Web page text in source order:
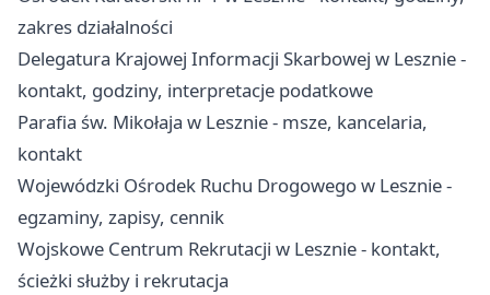
zakres działalności
Delegatura Krajowej Informacji Skarbowej w Lesznie -
kontakt, godziny, interpretacje podatkowe
Parafia św. Mikołaja w Lesznie - msze, kancelaria,
kontakt
Wojewódzki Ośrodek Ruchu Drogowego w Lesznie -
egzaminy, zapisy, cennik
Wojskowe Centrum Rekrutacji w Lesznie - kontakt,
ścieżki służby i rekrutacja